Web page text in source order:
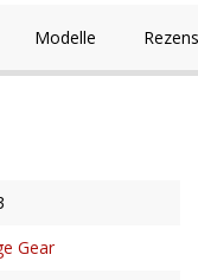
Modelle
Gear